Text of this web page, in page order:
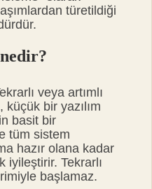
türetildiği
veya artımlı
bir yazılım
basit bir
tüm sistem
hazır olana kadar
iyileştirir. Tekrarlı
başlamaz.